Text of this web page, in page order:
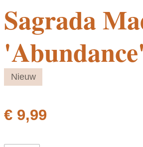
Sagrada
Nieuw
€ 9,99